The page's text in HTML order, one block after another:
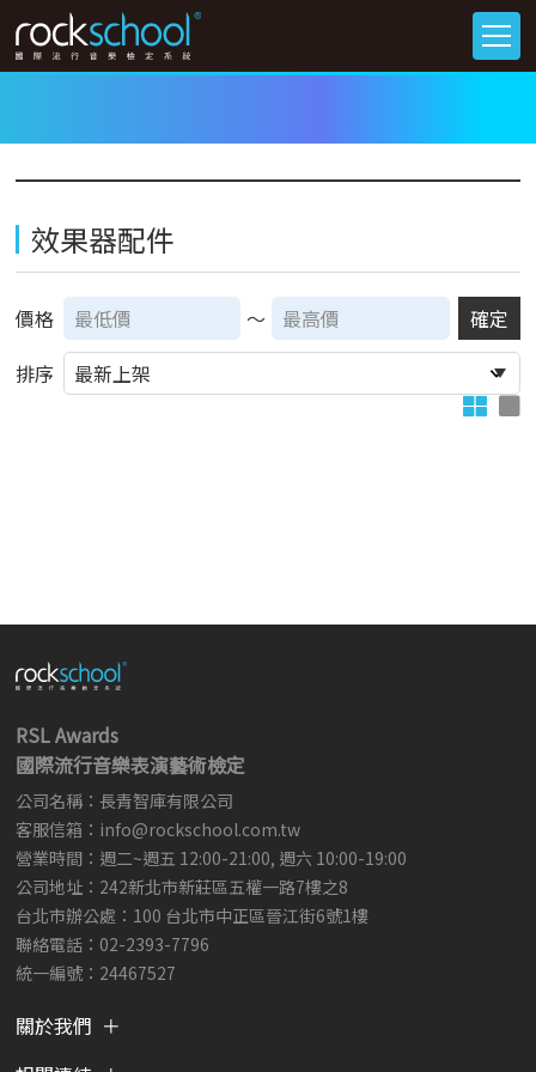
效果器配件
價格 ～
確定
排序
RSL Awards
國際流行音樂表演藝術檢定
公司名稱：長青智庫有限公司
客服信箱： info@rockschool.com.tw ​
營業時間：週二~週五 12:00-21:00, 週六 10:00-19:00
公司地址：242新北市新莊區五權一路7樓之8
台北市辦公處：100 台北市中正區晉江街6號1樓
聯絡電話：02-2393-7796
統一編號：24467527
關於我們